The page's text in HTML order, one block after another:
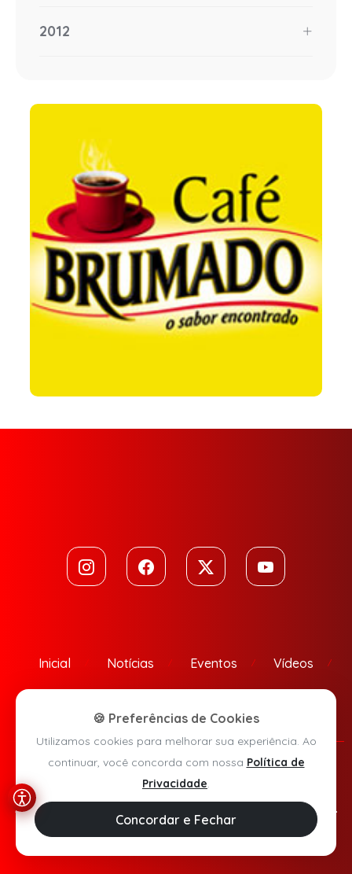
2012
Inicial Notícias Eventos Vídeos
Política de Privacidade
Agora Sudoeste © 2026 - Todos os direitos reservados.
🍪 Preferências de Cookies
Utilizamos cookies para melhorar sua experiência. Ao
continuar, você concorda com nossa Política de
Privacidade.
Concordar e Fechar